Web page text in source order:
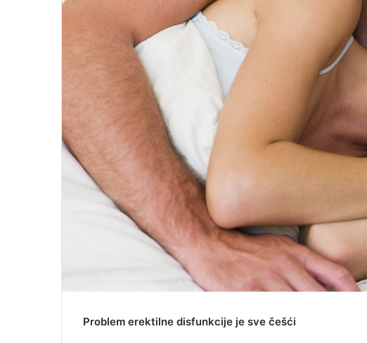
Problem erektilne disfunkcije je sve češći